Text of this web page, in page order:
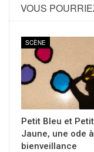
VOUS
SCÈNE
Petit Bleu et Petit
Jaune, une ode
bienveillance